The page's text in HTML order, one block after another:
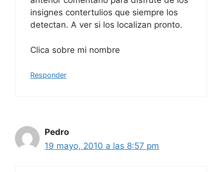
insignes contertulios que siempre los
detectan. A ver si los localizan pronto.
Clica sobre mi nombre
Responder
Pedro
19 mayo, 2010 a las 8:57 pm